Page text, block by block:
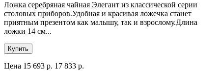
Ложка серебряная чайная Элегант из классической серии
столовых приборов.Удобная и красивая ложечка станет
приятным презентом как малышу, так и взрослому.Длина
ложки 14 см...
Купить
Цена 15 693 р. 17 833 р.